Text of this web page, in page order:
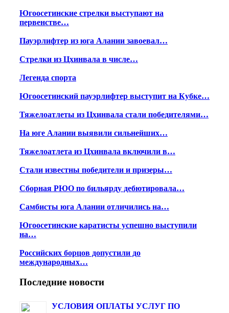
Югоосетинские стрелки выступают на
первенстве…
Пауэрлифтер из юга Алании завоевал…
Стрелки из Цхинвала в числе…
Легенда спорта
Югоосетинский пауэрлифтер выступит на Кубке…
Тяжелоатлеты из Цхинвала стали победителями…
На юге Алании выявили сильнейших…
Тяжелоатлета из Цхинвала включили в…
Стали известны победители и призеры…
Сборная РЮО по бильярду дебютировала…
Самбисты юга Алании отличились на…
Югоосетинские каратисты успешно выступили
на…
Российских борцов допустили до
международных…
Последние новости
УСЛОВИЯ ОПЛАТЫ УСЛУГ ПО